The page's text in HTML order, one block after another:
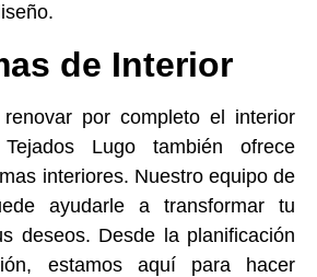
de Interior
por completo el interior
Lugo también ofrece
interiores. Nuestro equipo de
ayudarle a transformar tu
deseos. Desde la planificación
estamos aquí para hacer